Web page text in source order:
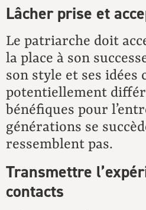
Lâcher prise et
Le patriarche doit
la place à son
son style et ses idées
potentiellement
bénéfiques pour
générations se
ressemblent pas.
Transmettre
contacts